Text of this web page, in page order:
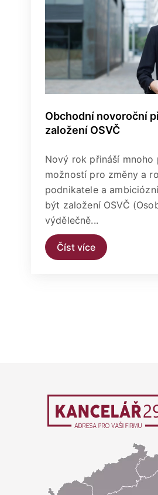
Obchodní novoroční
založení OSVČ
Nový rok přináší mnoho
možností pro změny a
podnikatele a
být založení OSVČ
výdělečně...
Číst více